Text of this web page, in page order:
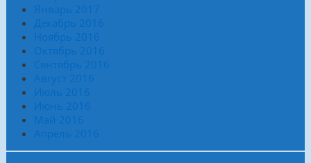
Январь 2017
Декабрь 2016
Ноябрь 2016
Октябрь 2016
Сентябрь 2016
Август 2016
Июль 2016
Июнь 2016
Май 2016
Апрель 2016